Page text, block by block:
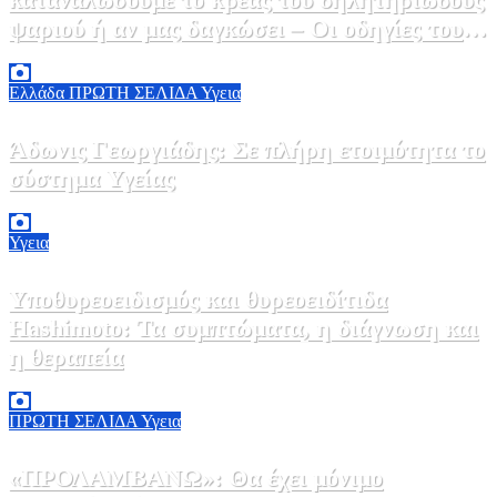
ψαριού ή αν μας δαγκώσει – Οι οδηγίες του
ΕΟΔΥ
Ελλάδα ΠΡΩΤΗ ΣΕΛΙΔΑ Υγεια
Άδωνις Γεωργιάδης: Σε πλήρη ετοιμότητα το
σύστημα Υγείας
Υγεια
Υποθυρεοειδισμός και θυρεοειδίτιδα
Hashimoto: Τα συμπτώματα, η διάγνωση και
η θεραπεία
ΠΡΩΤΗ ΣΕΛΙΔΑ Υγεια
«ΠΡΟΛΑΜΒΑΝΩ»: Θα έχει μόνιμο